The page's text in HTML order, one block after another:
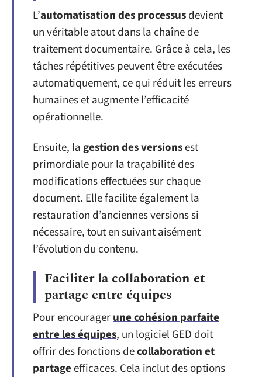
L’automatisation des processusdevient
un véritable atout dans la chaîne de
traitement documentaire. Grâce à cela, les
tâches répétitives peuvent être exécutées
automatiquement, ce qui réduit les erreurs
humaines et augmente l’efficacité
opérationnelle.
Ensuite, lagestion des versionsest
primordiale pour la traçabilité des
modifications effectuées sur chaque
document. Elle facilite également la
restauration d’anciennes versions si
nécessaire, tout en suivant aisément
l’évolution du contenu.
Faciliter la collaboration et
partage entre équipes
Pour encouragerune cohésion parfaite
entre les équipes, un logiciel GED doit
offrir des fonctions decollaboration et
partageefficaces. Cela inclut des options